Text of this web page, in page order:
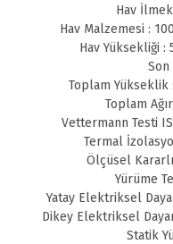
Hav
Hav Malzemesi :
Hav Yüksekliği :
Son
Toplam Yükseklik
Toplam
Vettermann Testi
Termal
Ölçüsel
Yürüme
Yatay Elektriksel
Dikey Elektriksel
Statik